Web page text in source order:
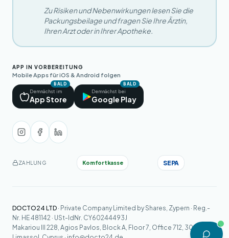
Zu Risiken und Nebenwirkungen lesen Sie die
Packungsbeilage und fragen Sie Ihre Ärztin,
Ihren Arzt oder in Ihrer Apotheke.
APP IN VORBEREITUNG
Mobile Apps für iOS & Android folgen
BALD
Demnächst im
App Store
BALD
Demnächst bei
Google Play
ZAHLUNG Komfortkasse SEPA
DOCTO24 LTD · Private Company Limited by Shares, Zypern · Reg.-
Nr. HE 481142 · USt-IdNr. CY60244493J
Makariou III 228, Agios Pavlos, Block A, Floor 7, Office 712, 3030